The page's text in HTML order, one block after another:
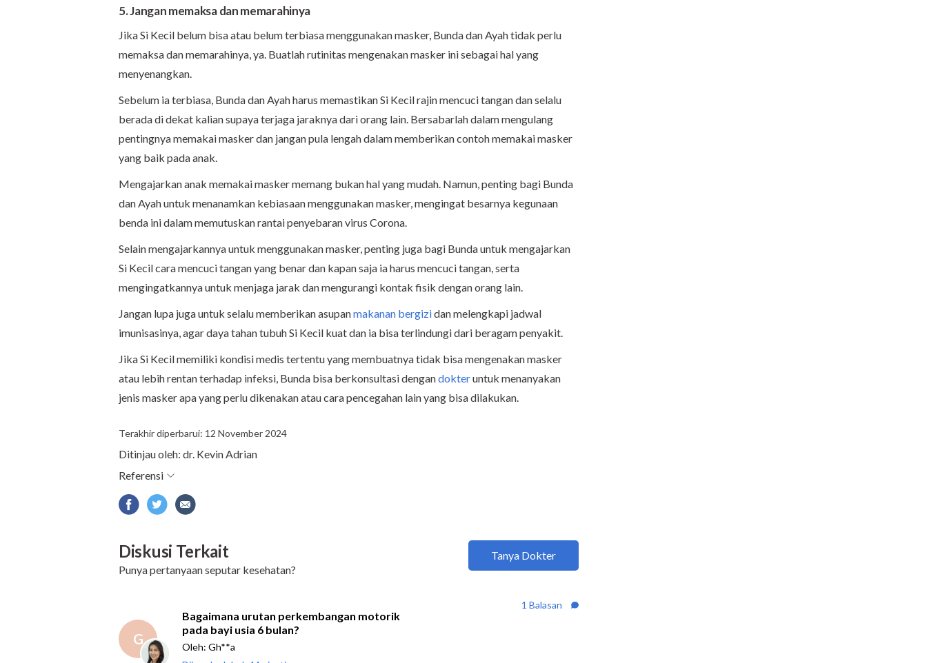
5. Jangan memaksa dan memarahinya
Jika Si Kecil belum bisa atau belum terbiasa menggunakan masker, Bunda dan Ayah tidak perlu
memaksa dan memarahinya, ya. Buatlah rutinitas mengenakan masker ini sebagai hal yang
menyenangkan.
Sebelum ia terbiasa, Bunda dan Ayah harus memastikan Si Kecil rajin mencuci tangan dan selalu
berada di dekat kalian supaya terjaga jaraknya dari orang lain. Bersabarlah dalam mengulang
pentingnya memakai masker dan jangan pula lengah dalam memberikan contoh memakai masker
yang baik pada anak.
Mengajarkan anak memakai masker memang bukan hal yang mudah. Namun, penting bagi Bunda
dan Ayah untuk menanamkan kebiasaan menggunakan masker, mengingat besarnya kegunaan
benda ini dalam memutuskan rantai penyebaran virus Corona.
Selain mengajarkannya untuk menggunakan masker, penting juga bagi Bunda untuk mengajarkan
Si Kecil cara mencuci tangan yang benar dan kapan saja ia harus mencuci tangan, serta
mengingatkannya untuk menjaga jarak dan mengurangi kontak fisik dengan orang lain.
Jangan lupa juga untuk selalu memberikan asupanmakanan bergizidan melengkapi jadwal
imunisasinya, agar daya tahan tubuh Si Kecil kuat dan ia bisa terlindungi dari beragam penyakit.
Jika Si Kecil memiliki kondisi medis tertentu yang membuatnya tidak bisa mengenakan masker
atau lebih rentan terhadap infeksi, Bunda bisa berkonsultasi dengandokteruntuk menanyakan
jenis masker apa yang perlu dikenakan atau cara pencegahan lain yang bisa dilakukan.
Terakhir diperbarui: 12 November 2024